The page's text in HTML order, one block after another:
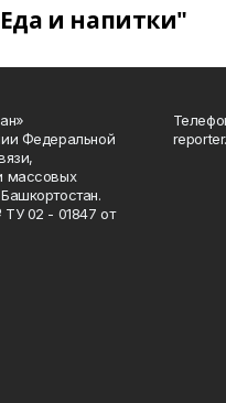
и напитки"
Федеральной
массовых
02 - 01847 от